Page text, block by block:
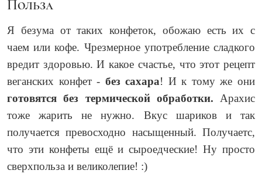
Польза
Я безума от таких конфеток, обожаю есть их с
чаем или кофе. Чрезмерное употребление сладкого
вредит здоровью. И какое счастье, что этот рецепт
веганских конфет - без сахара! И к тому же они
готовятся без термической обработки. Арахис
тоже жарить не нужно. Вкус шариков и так
получается превосходно насыщенный. Получаетс,
что эти конфеты ещё и сыроедческие! Ну просто
сверхпольза и великолепие! :)